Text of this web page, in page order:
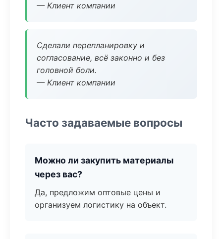
— Клиент компании
Сделали перепланировку и
согласование, всё законно и без
головной боли.
— Клиент компании
Часто задаваемые вопросы
Можно ли закупить материалы
через вас?
Да, предложим оптовые цены и
организуем логистику на объект.